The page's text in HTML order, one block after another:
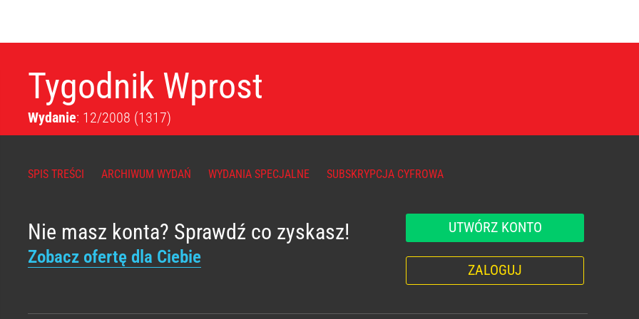
Tygodnik Wprost
Wydanie: 12/2008 (1317)
SPIS TREŚCI ARCHIWUM WYDAŃ WYDANIA SPECJALNE SUBSKRYPCJA CYFROWA
Nie masz konta? Sprawdź co zyskasz!
Zobacz ofertę dla Ciebie
UTWÓRZ KONTO
ZALOGUJ